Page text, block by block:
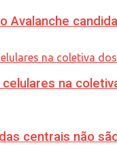
Avalanche
na
centrais não